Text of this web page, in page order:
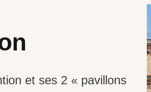
et ses 2 « pavillons